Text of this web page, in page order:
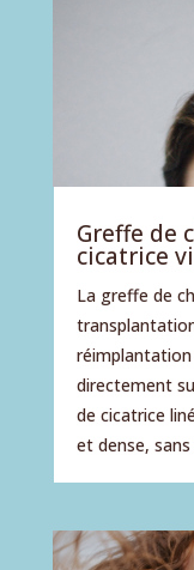
Greffe de
cicatrice
La greffe de
réimplantation
directement
de cicatrice
et dense, sans